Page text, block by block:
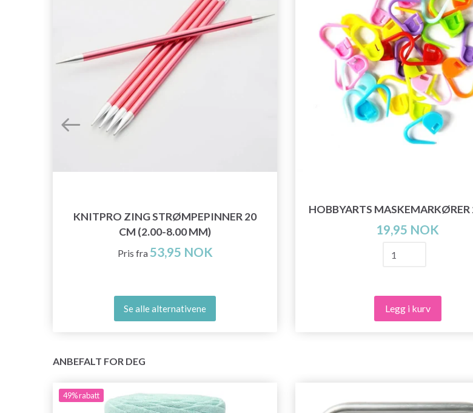
KNITPRO ZING STRØMPEPINNER 20
CM (2.00-8.00 MM)
Pris fra 53,95 NOK
Se alle alternativene
HOBBYARTS MASKEMARKØRER
19,95 NOK
Legg i kurv
ANBEFALT FOR DEG
49%rabatt